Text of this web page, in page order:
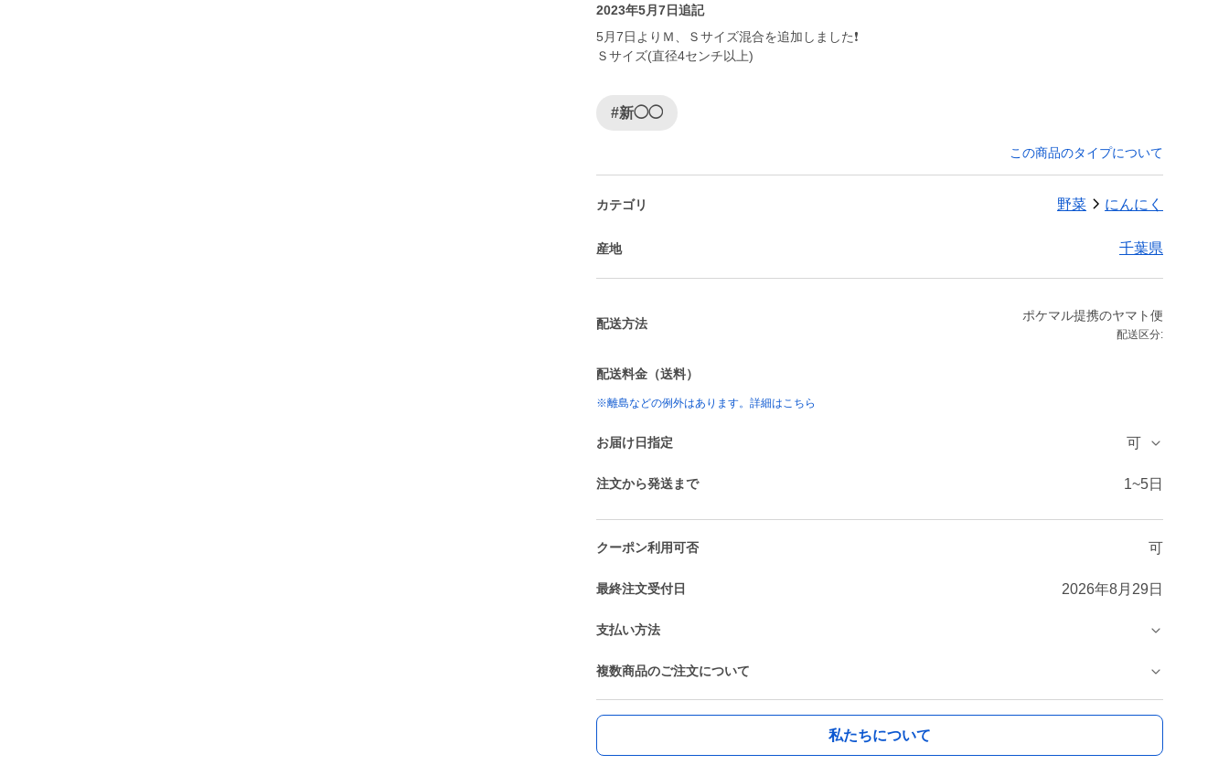
2023年5月7日追記
5月7日よりＭ、Ｓサイズ混合を追加しました❗️
Ｓサイズ(直径4センチ以上)
#新◯◯
この商品のタイプについて
カテゴリ 野菜 にんにく
産地 千葉県
配送方法
ポケマル提携のヤマト便
配送区分:
配送料金（送料）
※離島などの例外はあります。詳細はこちら
お届け日指定 可
注文から発送まで 1~5日
クーポン利用可否 可
最終注文受付日 2026年8月29日
支払い方法
複数商品のご注文について
私たちについて